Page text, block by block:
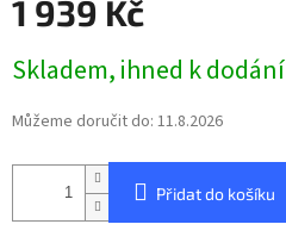
1 939 Kč
cena:
Skladem, ihned k dodání
Můžeme doručit do: 11.8.2026
Přidat do košíku